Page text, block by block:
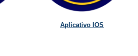
Aplicativo IOS